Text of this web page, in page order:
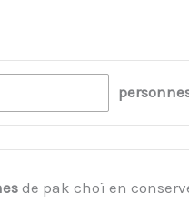
de pak choï en